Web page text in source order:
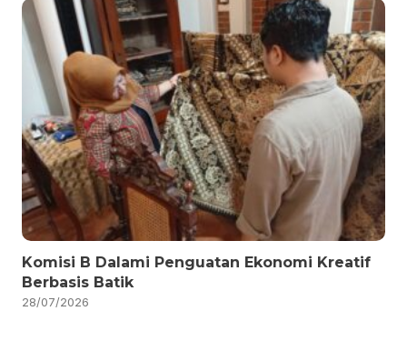
Komisi B Dalami Penguatan Ekonomi Kreatif
Berbasis Batik
28/07/2026